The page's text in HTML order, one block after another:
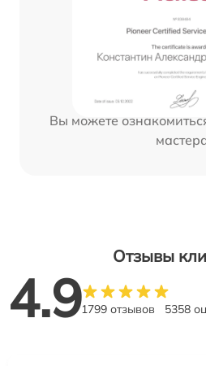
Вы можете
Отзывы
4.91799 отзывов 5358